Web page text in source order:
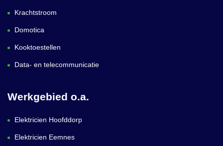
Krachtstroom
Domotica
Kooktoestellen
Data- en telecommunicatie
Werkgebied o.a.
Elektricien Hoofddorp
Elektricien Eemnes